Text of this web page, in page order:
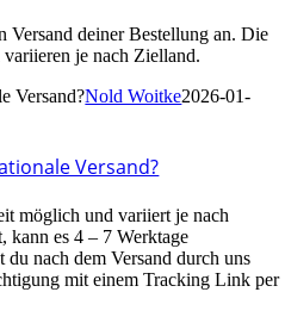
Versand deiner Bestellung an. Die
variieren je nach Zielland.
Versand?Nold Woitke2026-01-
Versand?
möglich und variiert je nach
kann es 4 – 7 Werktage
du nach dem Versand durch uns
mit einem Tracking Link per